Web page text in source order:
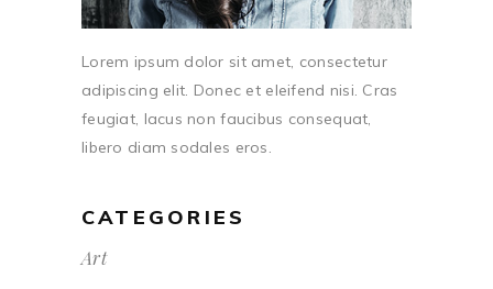
Lorem ipsum dolor sit amet, consectetur
adipiscing elit. Donec et eleifend nisi. Cras
feugiat, lacus non faucibus consequat,
libero diam sodales eros.
CATEGORIES
Art